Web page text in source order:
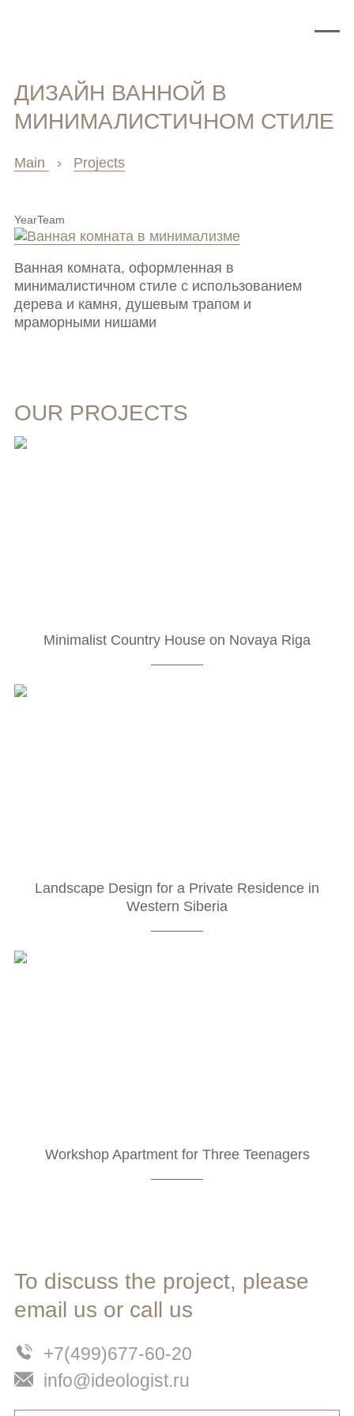
ДИЗАЙН ВАННОЙ В
МИНИМАЛИСТИЧНОМ СТИЛЕ
Main › Projects
Ванная комната, оформленная в
минималистичном стиле с использованием
дерева и камня, душевым трапом и
мраморными нишами
YearTeam
OUR PROJECTS
Minimalist Country House on Novaya Riga
Landscape Design for a Private Residence in
Western Siberia
Workshop Apartment for Three Teenagers
To discuss the project, please
email us or call us
+7(499)677-60-20
info@ideologist.ru